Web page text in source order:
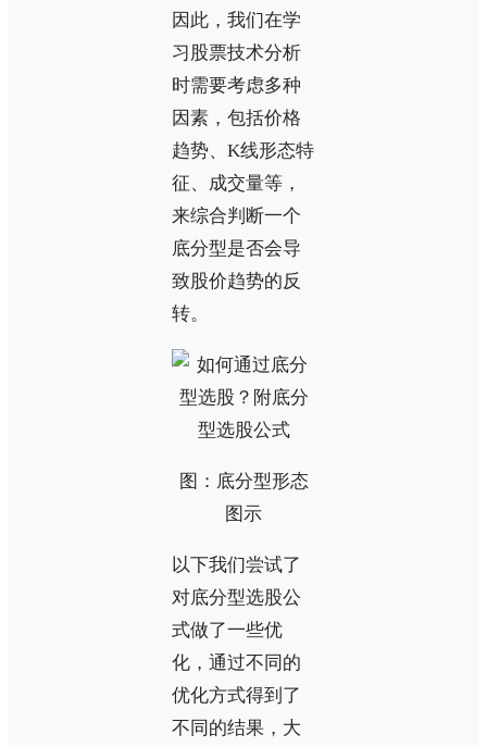
因此，我们在学
习股票技术分析
时需要考虑多种
因素，包括价格
趋势、K线形态特
征、成交量等，
来综合判断一个
底分型是否会导
致股价趋势的反
转。
图：底分型形态
图示
以下我们尝试了
对底分型选股公
式做了一些优
化，通过不同的
优化方式得到了
不同的结果，大